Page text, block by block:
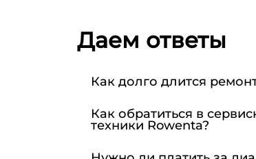
Даем ответы
Как долго длится
Как обратиться в
техники Rowenta?